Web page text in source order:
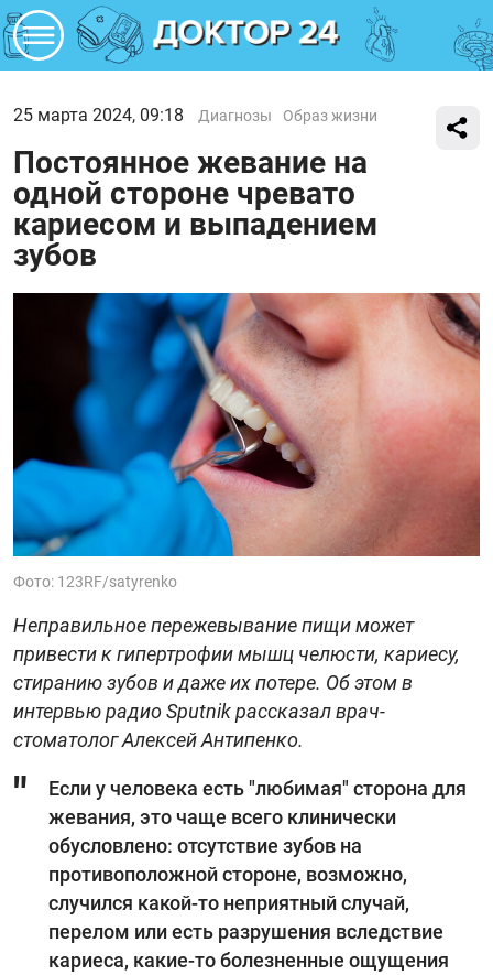
25 марта 2024, 09:18 Диагнозы Образ жизни
Постоянное жевание на
одной стороне чревато
кариесом и выпадением
зубов
Фото: 123RF/satyrenko
Неправильное пережевывание пищи может
привести к гипертрофии мышц челюсти, кариесу,
стиранию зубов и даже их потере. Об этом в
интервью радио Sputnik рассказал врач-
стоматолог Алексей Антипенко.
Если у человека есть "любимая" сторона для
жевания, это чаще всего клинически
обусловлено: отсутствие зубов на
противоположной стороне, возможно,
случился какой-то неприятный случай,
перелом или есть разрушения вследствие
кариеса, какие-то болезненные ощущения